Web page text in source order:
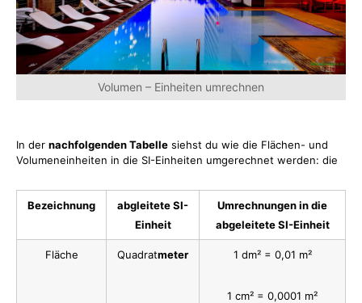
Volumen – Einheiten umrechnen
In der nachfolgenden Tabelle siehst du wie die Flächen- und
Volumeneinheiten in die SI-Einheiten umgerechnet werden: die
Bezeichnung
abgleitete SI-
Einheit
Umrechnungen in die
abgeleitete SI-Einheit
Fläche Quadratmeter 1 dm² = 0,01 m²
1 cm² = 0,0001 m²